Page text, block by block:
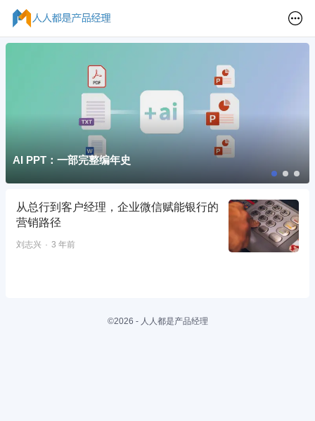
AI PPT：一部完整编年史
从总行到客户经理，企业微信赋能银行的
营销路径
刘志兴 3 年前
©2026 - 人人都是产品经理